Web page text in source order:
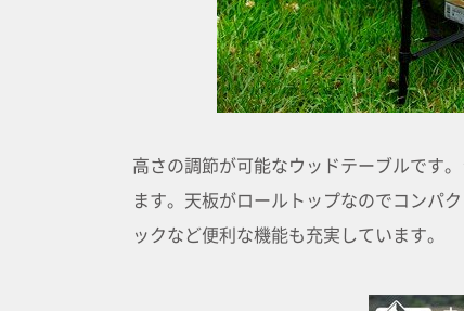
高さの調節が可能なウッドテーブルです
ます。天板がロールトップなのでコンパ
ックなど便利な機能も充実しています。